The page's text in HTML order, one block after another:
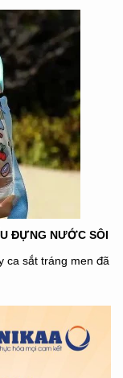
ĐỰNG NƯỚC SÔI
ca sắt tráng men đã